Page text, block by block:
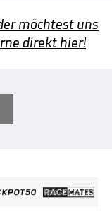
möchtest uns
direkt hier!